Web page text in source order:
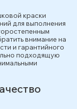
краски
для выполнения
внимание на
и гарантийного
подходящую